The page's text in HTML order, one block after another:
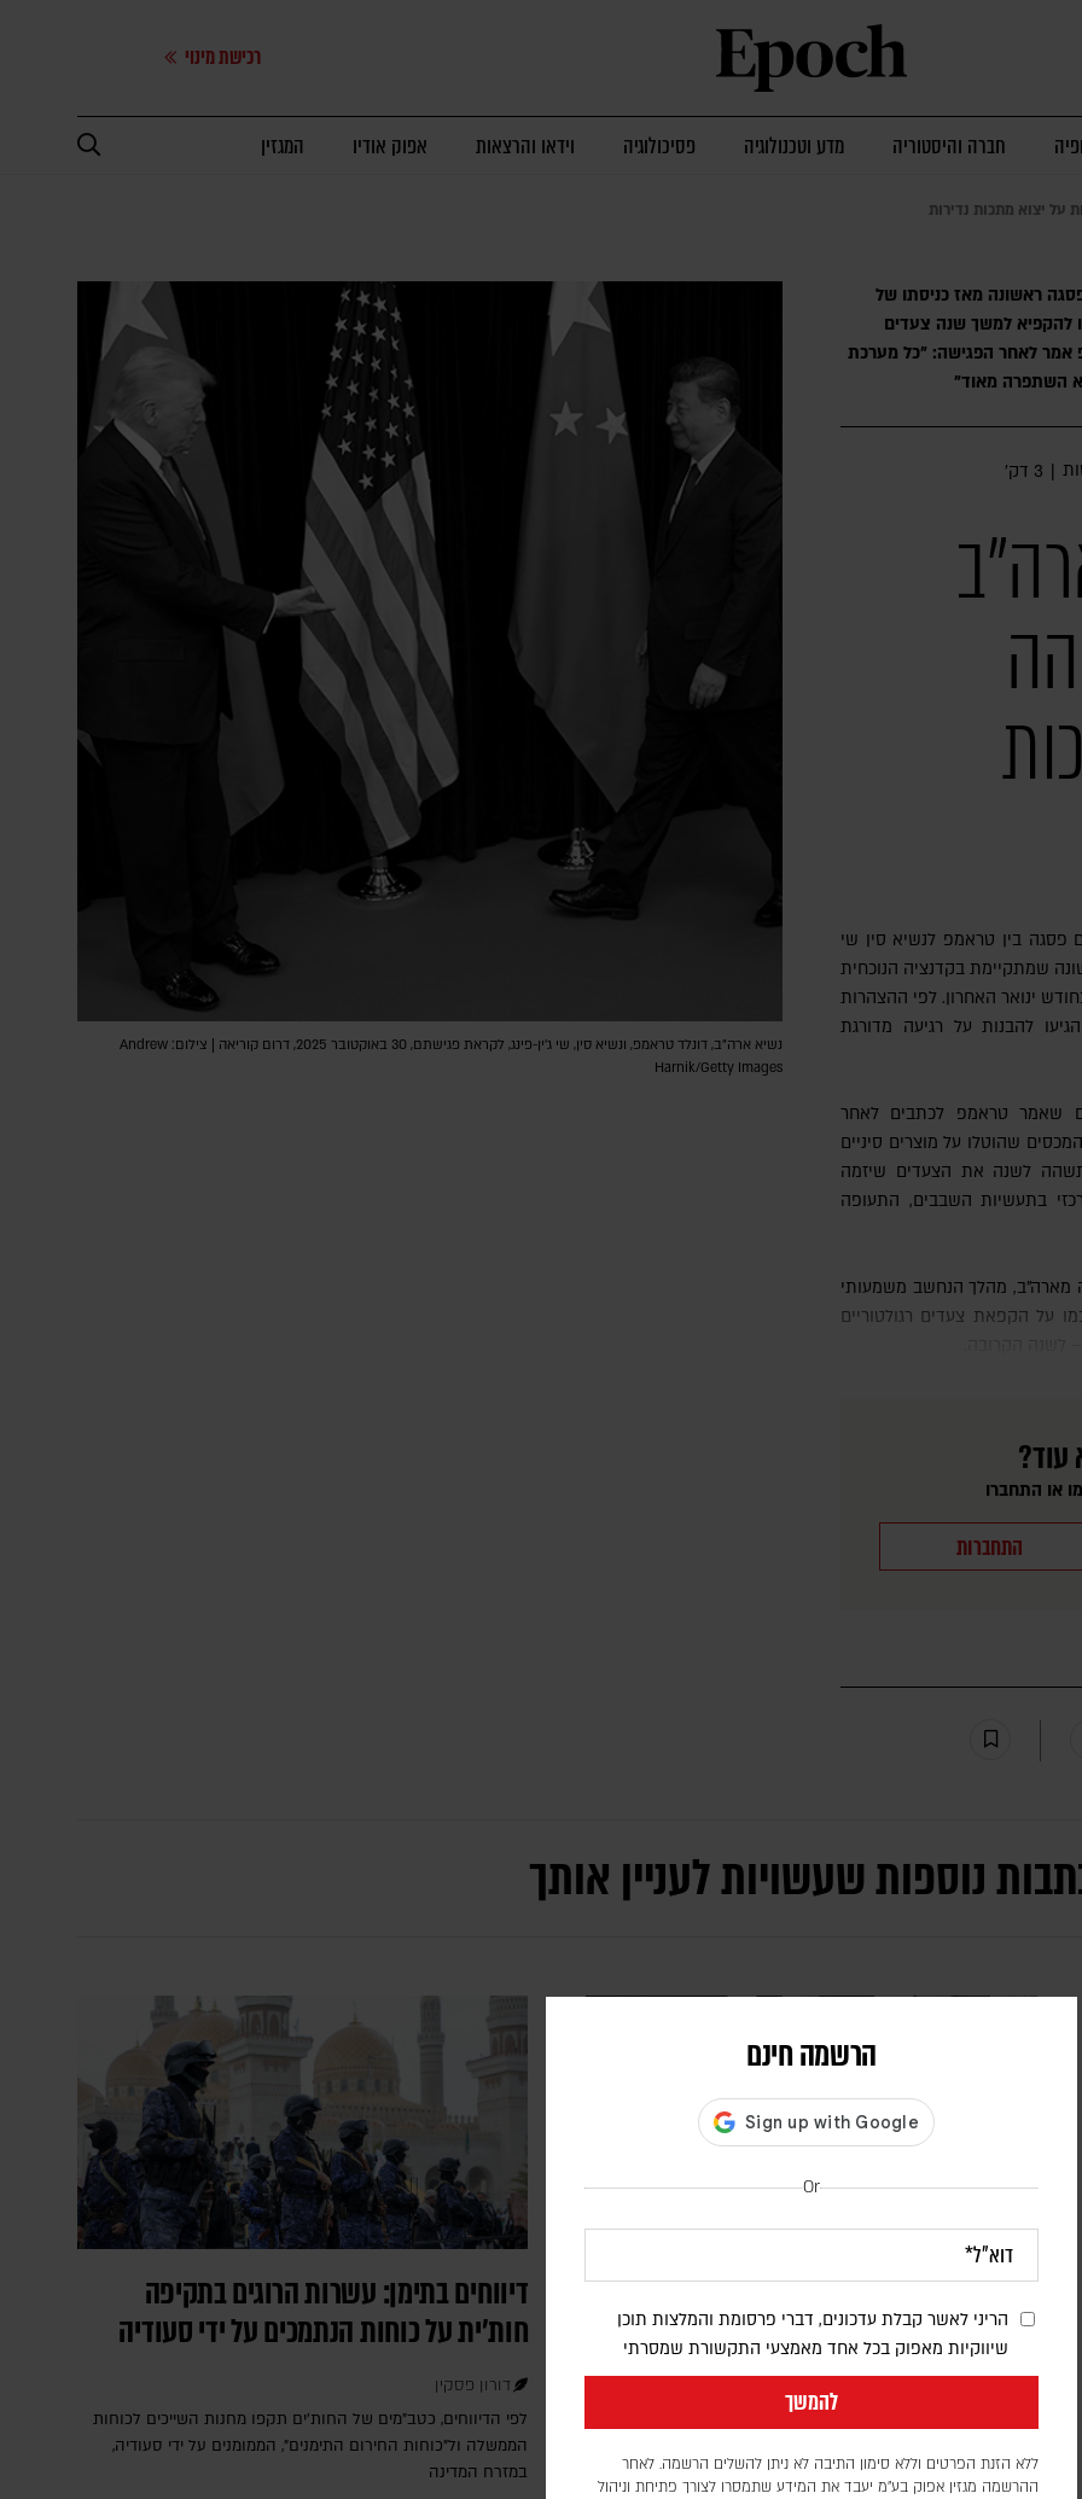
רכישת מינוי
חברה והיסטוריה מדע וטכנולוגיה פסיכולוגיה וידאו והרצאות אפוק אודיו המגזין
הרשמה חינם
Or
הריני לאשר קבלת עדכונים, דברי פרסומת והמלצות תוכן
שיווקיות מאפוק בכל אחד מאמצעי התקשורת שמסרתי
להמשך
ללא הזנת הפרטים וללא סימון התיבה לא ניתן להשלים הרשמה. לאחר
ההרשמה מגזין אפוק בע״מ יעבד את המידע שתמסרו לצורך פתיחת וניהול
יצוא מתכות נדירות
ראשונה מאז כניסתו של
להקפיא למשך שנה צעדים
אמר לאחר הפגישה: "כל מערכת
השתפרה מאוד"
| 3 דק׳
פסגה בין טראמפ לנשיא סין שי
שמתקיימת בקדנציה הנוכחית
ינואר האחרון. לפי ההצהרות
להבנות על רגיעה מדורגת
שאמר טראמפ לכתבים לאחר
שהוטלו על מוצרים סיניים
לשנה את הצעדים שיזמה
בתעשיות השבבים, התעופה
על הקפאת צעדים רגולטוריים
עוד?
או התחברו
התחברות
נשיא ארה"ב, דונלד טראמפ, ונשיא סין, שי ג'ין-פינג, לקראת פגישתם, 30 באוקטובר 2025, דרום קוריאה | צילום: Andrew
Harnik/Getty Images
נוספות שעשויות לעניין אותך
דיווח: חודשים לפני המלחמה באיראן,
הפנטגון זיהה נקודת תורפה בתעשיית הנשק
האמריקנית
דורון פסקין
לפי סוכנות הידיעות בלומברג, סימולטור מלחמה שערך הפנטגון
בחודש יולי 2025, התריע מפני תלות מסוכנת באלומיניום בטוהר
דיווחים בתימן: עשרות הרוגים בתקיפה
חות'ית על כוחות הנתמכים על ידי סעודיה
דורון פסקין
לפי הדיווחים, כטב"מים של החות'ים תקפו מחנות השייכים לכוחות
הממשלה ול"כוחות החירום התימנים", הממומנים על ידי סעודיה,
במזרח המדינה